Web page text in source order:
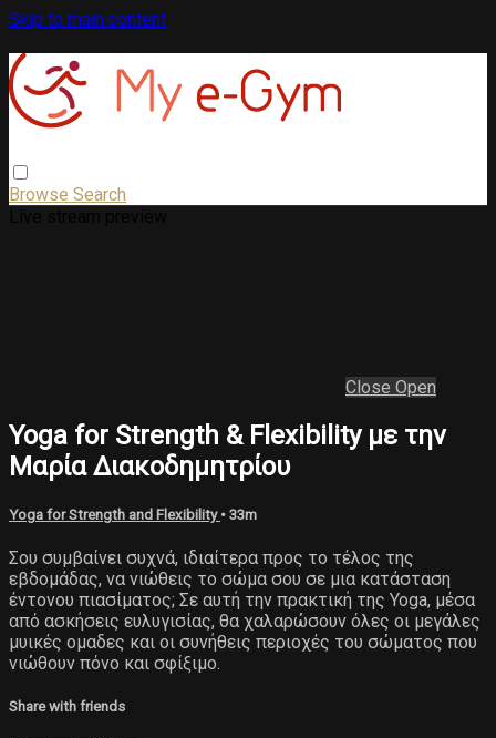
Skip to main content
Browse Search
Close Open
Yoga for Strength & Flexibility με την
Μαρία Διακοδημητρίου
Yoga for Strength and Flexibility • 33m
Σου συμβαίνει συχνά, ιδιαίτερα προς το τέλος της
εβδομάδας, να νιώθεις το σώμα σου σε μια κατάσταση
έντονου πιασίματος; Σε αυτή την πρακτική της Yoga, μέσα
από ασκήσεις ευλυγισίας, θα χαλαρώσουν όλες οι μεγάλες
μυικές ομαδες και οι συνήθεις περιοχές του σώματος που
νιώθουν πόνο και σφίξιμο.
Share with friends